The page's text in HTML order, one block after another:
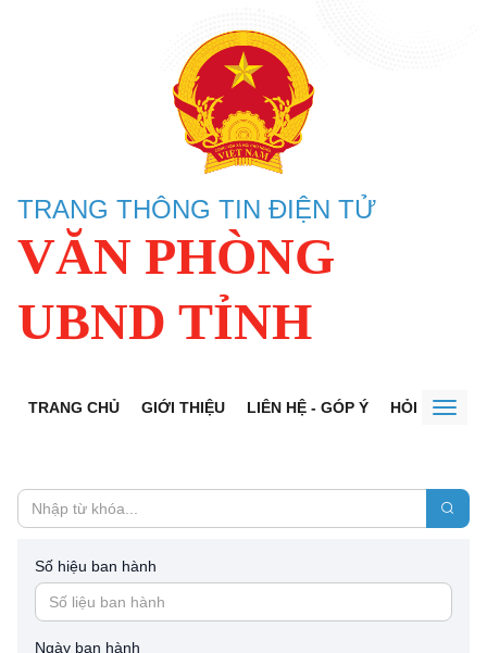
TRANG THÔNG TIN ĐIỆN TỬ
VĂN PHÒNG
UBND TỈNH
TRANG CHỦ GIỚI THIỆU LIÊN HỆ - GÓP Ý HỎI ĐÁP
Số hiệu ban hành
Ngày ban hành